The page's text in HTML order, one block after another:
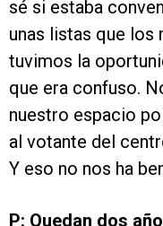
sé si estaba
unas listas que los
tuvimos la
que era confuso.
nuestro espacio
al votante del
Y eso no nos ha
P: Quedan dos